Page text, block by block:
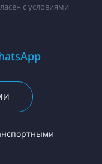
с условиями